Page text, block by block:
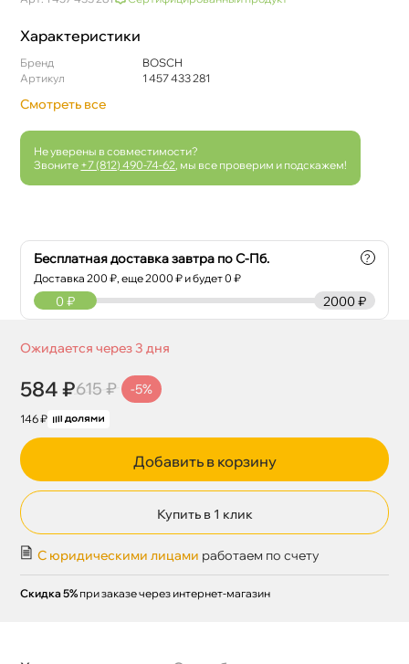
Характеристики
Бренд
BOSCH
Артикул
1 457 433 281
Смотреть все
Не уверены в совместимости?
Звоните +7 (812) 490-74-62 , мы все проверим и подскажем!
Бесплатная доставка завтра по С-Пб.
Доставка200 ₽, еще2000 ₽ и будет 0 ₽
?
2000 ₽
0 ₽
Ожидается через 3 дня
584 ₽615 ₽ -5%
146 ₽
Добавить в корзину
Купить в 1 клик
С юридическими лицами работаем по счету
Скидка 5% при заказе через интернет-магазин